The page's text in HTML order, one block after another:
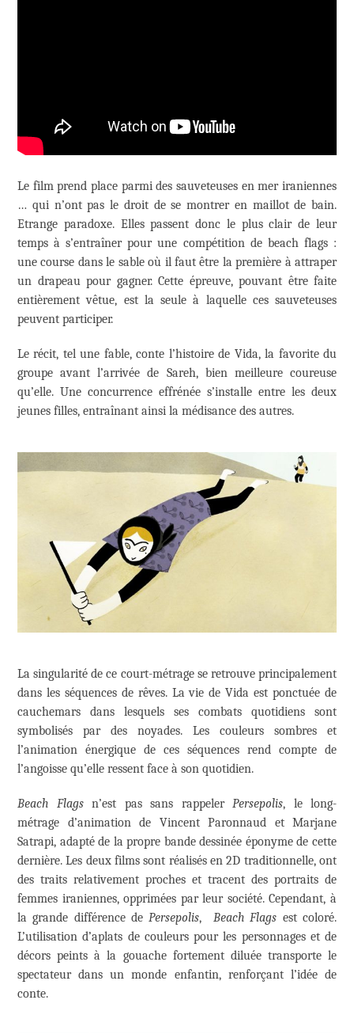
Le film prend place parmi des sauveteuses en mer iraniennes
… qui n’ont pas le droit de se montrer en maillot de bain.
Etrange paradoxe. Elles passent donc le plus clair de leur
temps à s’entraîner pour une compétition de beach flags :
une course dans le sable où il faut être la première à attraper
un drapeau pour gagner. Cette épreuve, pouvant être faite
entièrement vêtue, est la seule à laquelle ces sauveteuses
peuvent participer.
Le récit, tel une fable, conte l’histoire de Vida, la favorite du
groupe avant l’arrivée de Sareh, bien meilleure coureuse
qu’elle. Une concurrence effrénée s’installe entre les deux
jeunes filles, entraînant ainsi la médisance des autres.
La singularité de ce court-métrage se retrouve principalement
dans les séquences de rêves. La vie de Vida est ponctuée de
cauchemars dans lesquels ses combats quotidiens sont
symbolisés par des noyades. Les couleurs sombres et
l’animation énergique de ces séquences rend compte de
l’angoisse qu’elle ressent face à son quotidien.
Beach Flagsn’est pas sans rappeler Persepolis, le long-
métrage d’animation de Vincent Paronnaud et Marjane
Satrapi, adapté de la propre bande dessinée éponyme de cette
dernière. Les deux films sont réalisés en 2D traditionnelle, ont
des traits relativement proches et tracent des portraits de
femmes iraniennes, opprimées par leur société. Cependant, à
la grande différence de Persepolis, Beach Flags est coloré.
L’utilisation d’aplats de couleurs pour les personnages et de
décors peints à la gouache fortement diluée transporte le
spectateur dans un monde enfantin, renforçant l’idée de
conte.